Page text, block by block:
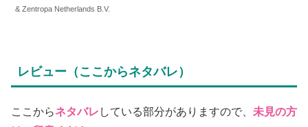
& Zentropa Netherlands B.V.
レビュー（ここからネタバレ）
ここからネタバレ している部分がありますので、 未見の方